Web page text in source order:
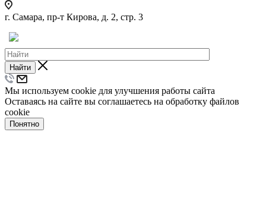
г. Самара, пр-т Кирова, д. 2, стр. 3
Найти
Мы используем cookie для улучшения работы сайта
Оставаясь на сайте вы соглашаетесь на обработку файлов
cookie
Понятно